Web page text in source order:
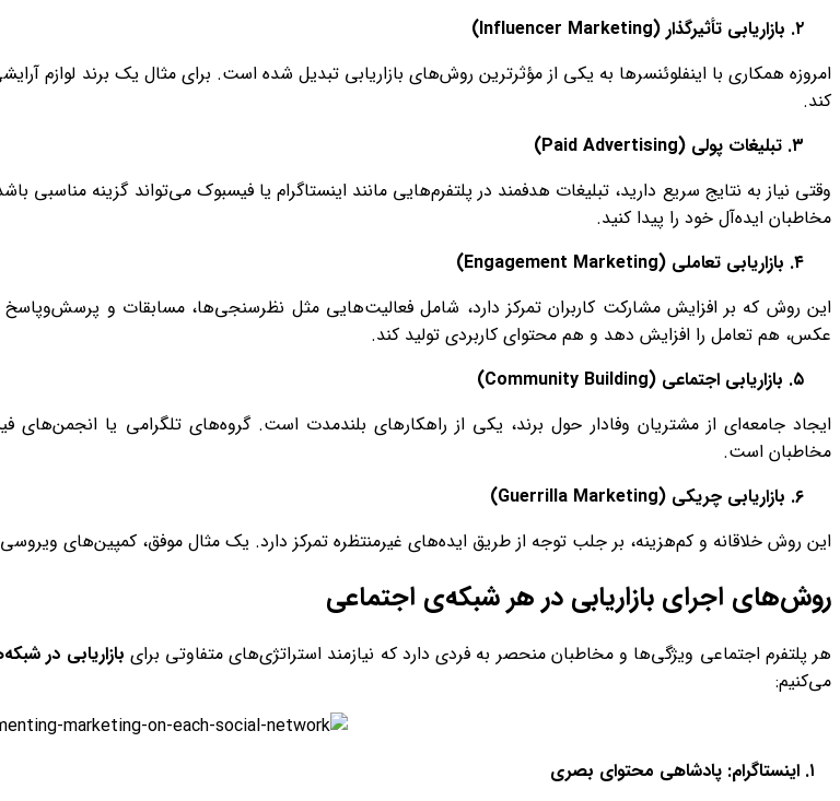
(Influencer Marketing)
امروزه همکاری با اینفلوئنسرها به یکی از مؤثرترین روش‌های بازاریابی تبدیل شده است. برای مثال یک برند لوازم
کند.
(Paid Advertising)
وقتی نیاز به نتایج سریع دارید، تبلیغات هدفمند در پلتفرم‌هایی مانند اینستاگرام یا فیسبوک می‌تواند گزینه مناسبی
مخاطبان ایده‌آل خود را پیدا کنید.
(Engagement Marketing)
این روش که بر افزایش مشارکت کاربران تمرکز دارد، شامل فعالیت‌هایی مثل نظرسنجی‌ها، مسابقات و
عکس، هم تعامل را افزایش دهد و هم محتوای کاربردی تولید کند.
(Community Building)
ایجاد جامعه‌ای از مشتریان وفادار حول برند، یکی از راهکارهای بلندمدت است. گروه‌های تلگرامی یا
مخاطبان است.
(Guerrilla Marketing)
این روش خلاقانه و کم‌هزینه، بر جلب توجه از طریق ایده‌های غیرمنتظره تمرکز دارد. یک مثال موفق، کمپین‌های
روش‌های اجرای بازاریابی در هر شبکه‌ی اجتماعی
هر پلتفرم اجتماعی ویژگی‌ها و مخاطبان منحصر به فردی دارد که نیازمند استراتژی‌های متفاوتی برای بازاریابی در
می‌کنیم: